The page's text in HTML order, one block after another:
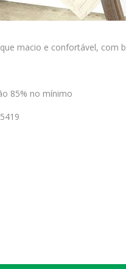
macio e confortável, com
85% no mínimo